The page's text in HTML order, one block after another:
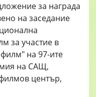
за награда
на заседание
за участие в
на 97-ите
на САЩ,
център,